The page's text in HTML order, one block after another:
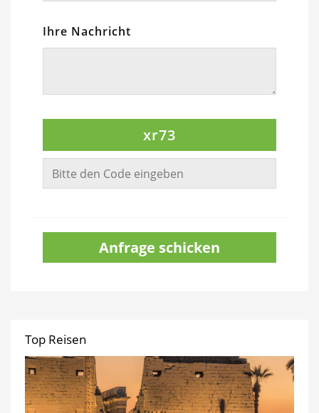
Ihre Nachricht
xr73
Anfrage schicken
Top Reisen